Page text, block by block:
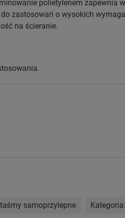
polietylenem zapewnia
zastosowań o wysokich
na ścieranie.
samoprzylepne Kategoria: